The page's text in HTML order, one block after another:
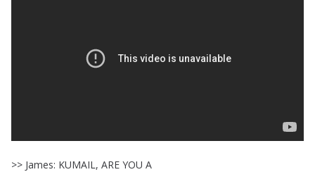
>> James: KUMAIL, ARE YOU A